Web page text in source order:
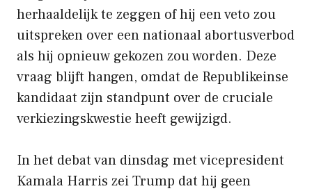
herhaaldelijk te zeggen of hij een veto zou
uitspreken over een nationaal abortusverbod
als hij opnieuw gekozen zou worden. Deze
vraag blijft hangen, omdat de Republikeinse
kandidaat zijn standpunt over de cruciale
verkiezingskwestie heeft gewijzigd.
In het debat van dinsdag met vicepresident
Kamala Harris zei Trump dat hij geen